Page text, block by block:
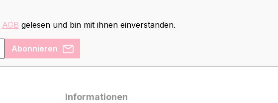
AGB gelesen und bin mit ihnen einverstanden.
Abonnieren
Informationen